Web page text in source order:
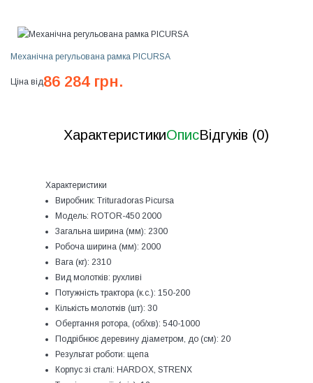
Механічна регульована рамка PICURSA
Ціна від86 284 грн.
ХарактеристикиОписВідгуків (0)
Характеристики
Виробник: Trituradoras Picursa
Модель: ROTOR-450 2000
Загальна ширина (мм): 2300
Робоча ширина (мм): 2000
Вага (кг): 2310
Вид молотків: рухливі
Потужність трактора (к.с.): 150-200
Кількість молотків (шт): 30
Обертання ротора, (об/хв): 540-1000
Подрібнює деревину діаметром, до (см): 20
Результат роботи: щепа
Корпус зі сталі: HARDOX, STRENX